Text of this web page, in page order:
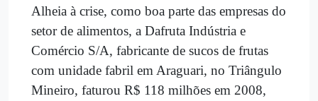
Alheia à crise, como boa parte das empresas do
setor de alimentos, a Dafruta Indústria e
Comércio S/A, fabricante de sucos de frutas
com unidade fabril em Araguari, no Triângulo
Mineiro, faturou R$ 118 milhões em 2008,